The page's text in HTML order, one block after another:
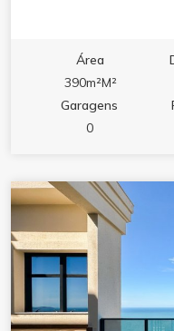
Área
390m²M²
Garagens
0